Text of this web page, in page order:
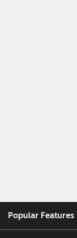
Popular Features